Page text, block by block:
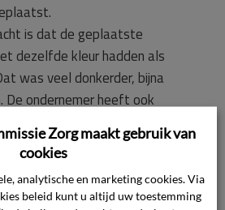
is dat de geplaatste
dezelfde kleur hadden als
was veel donkerder, bijna
ondernemer heeft ook
kleurden de bontjes
die niet meegekleurd
waren de hairextensions te
Zorg maakt gebruik van
cookies
analytische en marketing cookies. Via
beleid kunt u altijd uw toestemming